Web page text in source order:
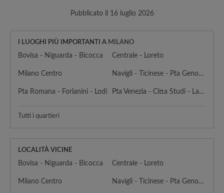
Pubblicato il 16 luglio 2026
I LUOGHI PIÙ IMPORTANTI A MILANO
Bovisa - Niguarda - Bicocca Centrale - Loreto
Milano Centro Navigli - Ticinese - Pta Genova - Lorenteggio
Pta Romana - Forlanini - Lodi Pta Venezia - Citta Studi - Lambrate
Tutti i quartieri
LOCALITÀ VICINE
Bovisa - Niguarda - Bicocca Centrale - Loreto
Milano Centro Navigli - Ticinese - Pta Genova - Lorenteggio